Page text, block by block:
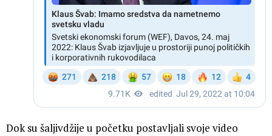
Dok su šaljivdžije u početku postavljali svoje video